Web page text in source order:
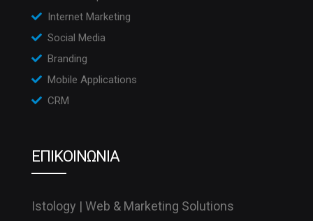
Internet Marketing
Social Media
Branding
Mobile Applications
CRM
ΕΠΙΚΟΙΝΩΝΙΑ
Istology | Web & Marketing Solutions